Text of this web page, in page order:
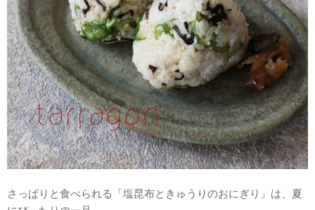
さっぱりと食べられる「塩昆布ときゅうりのおにぎり」は、夏